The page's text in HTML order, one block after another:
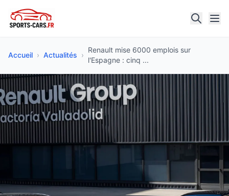
Accueil › Actualités ›
Renault mise 6000 emplois sur
l'Espagne : cinq ...